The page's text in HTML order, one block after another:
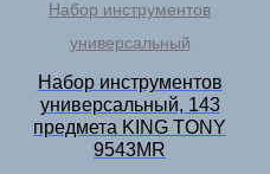
Набор инструментов
универсальный
Набор инструментов
универсальный, 143
предмета KING TONY
9543MR